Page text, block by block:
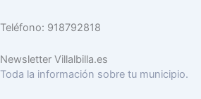
Teléfono: 918792818
Newsletter Villalbilla.es
Toda la información sobre tu municipio.